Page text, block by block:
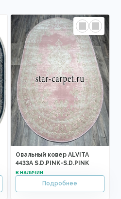
Овальный ковер ALVITA
4433A S.D.PINK-S.D.PINK